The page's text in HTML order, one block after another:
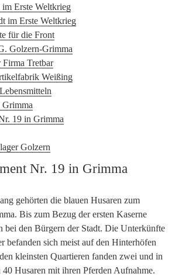
Erste Weltkrieg
im Erste Weltkrieg
für die Front
Golzern-Grimma
Firma Tretbar
Weißing
Grimma
19 in Grimma
Golzern
Nr. 19 in Grimma
gehörten die blauen Husaren zum
Bis zum Bezug der ersten Kaserne
bei den Bürgern der Stadt. Die Unterkünfte
befanden sich meist auf den Hinterhöfen
kleinsten Quartieren fanden zwei und in
40 Husaren mit ihren Pferden Aufnahme.